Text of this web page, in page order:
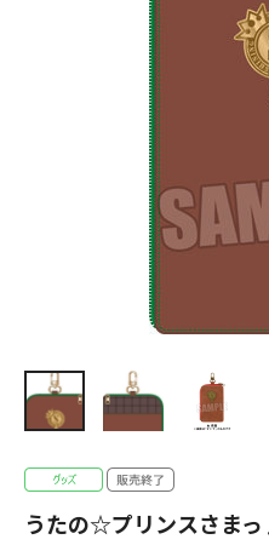
うたの☆プリンスさま